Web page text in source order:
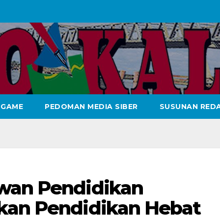
GAME PEDOMAN MEDIA SIBER SUSUNAN
Pendidikan
Pendidikan Hebat